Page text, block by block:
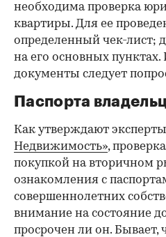
необходима проверка
квартиры. Для ее
определенный чек-лист;
на его основных пунктах.
документы следует
Паспорта
Как утверждают эксперты
Недвижимость»,
покупкой на вторичном
ознакомления с
совершеннолетних
внимание на состояние
просрочен ли он. Бывает,